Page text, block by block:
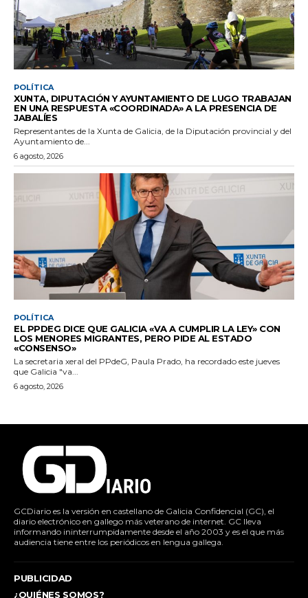
POLÍTICA
XUNTA, DIPUTACIÓN Y AYUNTAMIENTO DE LUGO TRABAJAN
EN UNA RESPUESTA «COORDINADA» A LA PRESENCIA DE
JABALÍES
Representantes de la Xunta de Galicia, de la Diputación provincial y del
Ayuntamiento de...
6 agosto, 2026
POLÍTICA
EL PPDEG DICE QUE GALICIA «VA A CUMPLIR LA LEY» CON
LOS MENORES MIGRANTES, PERO PIDE AL ESTADO
«CONSENSO»
La secretaria xeral del PPdeG, Paula Prado, ha recordado este jueves
que Galicia "va...
6 agosto, 2026
GCDiario es la versión en castellano de Galicia Confidencial (GC), el
diario electrónico en gallego más veterano de internet. GC lleva
informando ininterrumpidamente desde el año 2003 y es el que más
audiencia tiene entre los periódicos en lengua gallega.
PUBLICIDAD
¿QUIÉNES SOMOS?